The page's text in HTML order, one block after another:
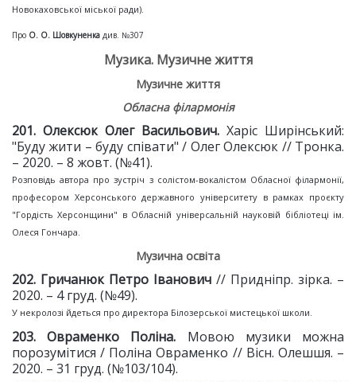
Новокаховської міської ради).
Про О. О. Шовкуненка див. №307
Музика. Музичне життя
Музичне життя
Обласна філармонія
201. Олексюк Олег Васильович. Харіс Ширінський:
"Буду жити – буду співати" / Олег Олексюк // Тронка.
– 2020. – 8 жовт. (№41).
Розповідь автора про зустріч з солістом-вокалістом Обласної філармонії,
професором Херсонського державного університету в рамках проєкту
"Гордість Херсонщини" в Обласній універсальній науковій бібліотеці ім.
Олеся Гончара.
Музична освіта
202. Гричанюк Петро Іванович // Придніпр. зірка. –
2020. – 4 груд. (№49).
У некролозі йдеться про директора Білозерської мистецької школи.
203. Овраменко Поліна. Мовою музики можна
порозумітися / Поліна Овраменко // Вісн. Олешшя. –
2020. – 31 груд. (№103/104).